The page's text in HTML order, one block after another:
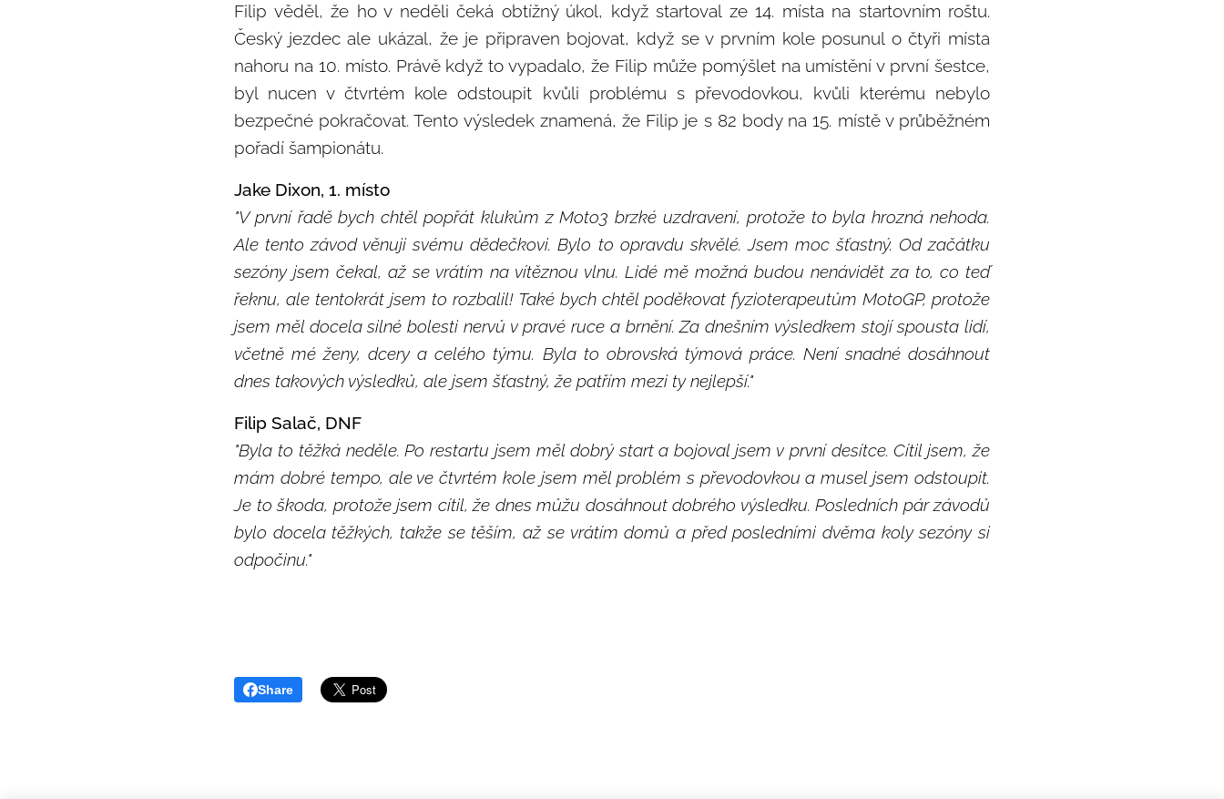
Filip věděl, že ho v neděli čeká obtížný úkol, když startoval ze 14. místa na startovním roštu.
Český jezdec ale ukázal, že je připraven bojovat, když se v prvním kole posunul o čtyři místa
nahoru na 10. místo. Právě když to vypadalo, že Filip může pomýšlet na umístění v první šestce,
byl nucen v čtvrtém kole odstoupit kvůli problému s převodovkou, kvůli kterému nebylo
bezpečné pokračovat. Tento výsledek znamená, že Filip je s 82 body na 15. místě v průběžném
pořadí šampionátu.
Jake Dixon, 1. místo
"V první řadě bych chtěl popřát klukům z Moto3 brzké uzdravení, protože to byla hrozná nehoda.
Ale tento závod věnuji svému dědečkovi. Bylo to opravdu skvělé. Jsem moc šťastný. Od začátku
sezóny jsem čekal, až se vrátím na vítěznou vlnu. Lidé mě možná budou nenávidět za to, co teď
řeknu, ale tentokrát jsem to rozbalil! Také bych chtěl poděkovat fyzioterapeutům MotoGP, protože
jsem měl docela silné bolesti nervů v pravé ruce a brnění. Za dnešním výsledkem stojí spousta lidí,
včetně mé ženy, dcery a celého týmu. Byla to obrovská týmová práce. Není snadné dosáhnout
dnes takových výsledků, ale jsem šťastný, že patřím mezi ty nejlepší."
Filip Salač, DNF
"Byla to těžká neděle. Po restartu jsem měl dobrý start a bojoval jsem v první desítce. Cítil jsem, že
mám dobré tempo, ale ve čtvrtém kole jsem měl problém s převodovkou a musel jsem odstoupit.
Je to škoda, protože jsem cítil, že dnes můžu dosáhnout dobrého výsledku. Posledních pár závodů
bylo docela těžkých, takže se těším, až se vrátím domů a před posledními dvěma koly sezóny si
odpočinu."
Share